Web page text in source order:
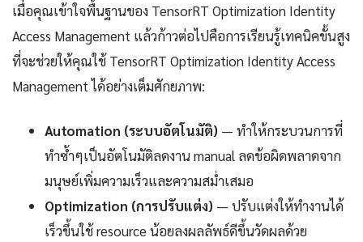
เมื่อคุณเข้าใจพื้นฐานของ TensorRT Optimization Identity
Access Management แล้วก้าวต่อไปคือการเรียนรู้เทคนิคขั้นสูง
ที่จะช่วยให้คุณใช้ TensorRT Optimization Identity Access
Management ได้อย่างเต็มศักยภาพ:
Automation (ระบบอัตโนมัติ) — ทำให้กระบวนการที่
ทำซ้ำๆเป็นอัตโนมัติลดงาน manual ลดข้อผิดพลาดจาก
มนุษย์เพิ่มความเร็วและความสม่ำเสมอ
Optimization (การปรับแต่ง) — ปรับแต่งให้ทำงานได้
เร็วขึ้นใช้ resource น้อยลงผลลัพธ์ดีขึ้นวัดผลด้วย